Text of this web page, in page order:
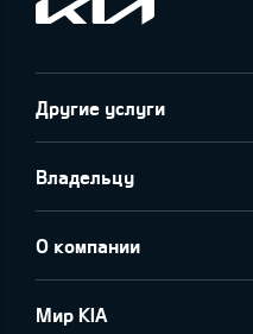
Другие услуги
Владельцу
О компании
Мир KIA